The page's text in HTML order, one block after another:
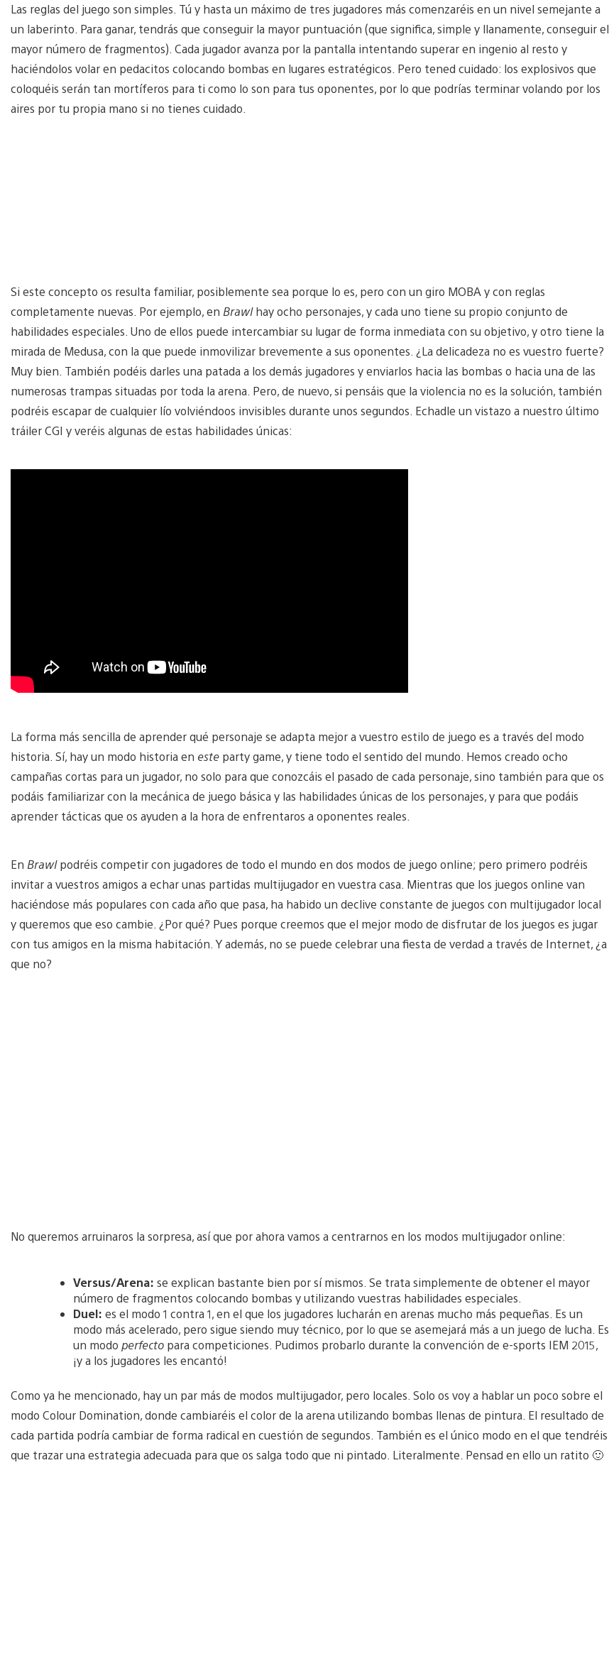
Las reglas del juego son simples. Tú y hasta un máximo de tres jugadores más comenzaréis en un nivel semejante a
un laberinto. Para ganar, tendrás que conseguir la mayor puntuación (que significa, simple y llanamente, conseguir el
mayor número de fragmentos). Cada jugador avanza por la pantalla intentando superar en ingenio al resto y
haciéndolos volar en pedacitos colocando bombas en lugares estratégicos. Pero tened cuidado: los explosivos que
coloquéis serán tan mortíferos para ti como lo son para tus oponentes, por lo que podrías terminar volando por los
aires por tu propia mano si no tienes cuidado.
Si este concepto os resulta familiar, posiblemente sea porque lo es, pero con un giro MOBA y con reglas
completamente nuevas. Por ejemplo, en Brawlhay ocho personajes, y cada uno tiene su propio conjunto de
habilidades especiales. Uno de ellos puede intercambiar su lugar de forma inmediata con su objetivo, y otro tiene la
mirada de Medusa, con la que puede inmovilizar brevemente a sus oponentes. ¿La delicadeza no es vuestro fuerte?
Muy bien. También podéis darles una patada a los demás jugadores y enviarlos hacia las bombas o hacia una de las
numerosas trampas situadas por toda la arena. Pero, de nuevo, si pensáis que la violencia no es la solución, también
podréis escapar de cualquier lío volviéndoos invisibles durante unos segundos. Echadle un vistazo a nuestro último
tráiler CGI y veréis algunas de estas habilidades únicas:
La forma más sencilla de aprender qué personaje se adapta mejor a vuestro estilo de juego es a través del modo
historia. Sí, hay un modo historia en este party game, y tiene todo el sentido del mundo. Hemos creado ocho
campañas cortas para un jugador, no solo para que conozcáis el pasado de cada personaje, sino también para que os
podáis familiarizar con la mecánica de juego básica y las habilidades únicas de los personajes, y para que podáis
aprender tácticas que os ayuden a la hora de enfrentaros a oponentes reales.
En Brawlpodréis competir con jugadores de todo el mundo en dos modos de juego online; pero primero podréis
invitar a vuestros amigos a echar unas partidas multijugador en vuestra casa. Mientras que los juegos online van
haciéndose más populares con cada año que pasa, ha habido un declive constante de juegos con multijugador local
y queremos que eso cambie. ¿Por qué? Pues porque creemos que el mejor modo de disfrutar de los juegos es jugar
con tus amigos en la misma habitación. Y además, no se puede celebrar una fiesta de verdad a través de Internet, ¿a
que no?
No queremos arruinaros la sorpresa, así que por ahora vamos a centrarnos en los modos multijugador online:
Versus/Arena: se explican bastante bien por sí mismos. Se trata simplemente de obtener el mayor
número de fragmentos colocando bombas y utilizando vuestras habilidades especiales.
Duel: es el modo 1 contra 1, en el que los jugadores lucharán en arenas mucho más pequeñas. Es un
modo más acelerado, pero sigue siendo muy técnico, por lo que se asemejará más a un juego de lucha. Es
un modo perfecto para competiciones. Pudimos probarlo durante la convención de e-sports IEM 2015,
¡y a los jugadores les encantó!
Como ya he mencionado, hay un par más de modos multijugador, pero locales. Solo os voy a hablar un poco sobre el
modo Colour Domination, donde cambiaréis el color de la arena utilizando bombas llenas de pintura. El resultado de
cada partida podría cambiar de forma radical en cuestión de segundos. También es el único modo en el que tendréis
que trazar una estrategia adecuada para que os salga todo que ni pintado. Literalmente. Pensad en ello un ratito 🙂